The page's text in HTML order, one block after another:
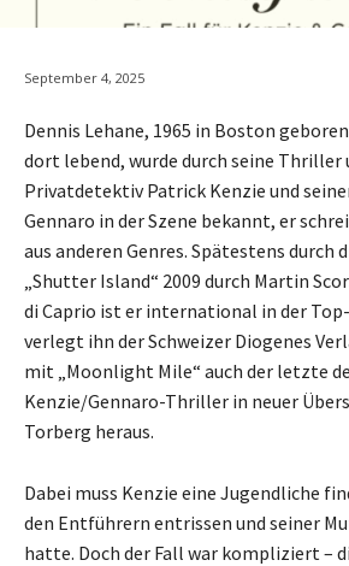
September 4, 2025
Dennis Lehane, 1965 in Boston
dort lebend, wurde durch seine Thriller
Privatdetektiv Patrick Kenzie und
Gennaro in der Szene bekannt, er
aus anderen Genres. Spätestens durch
„Shutter Island“ 2009 durch Martin
di Caprio ist er international in der
verlegt ihn der Schweizer Diogenes
mit „Moonlight Mile“ auch der letzte
Kenzie/Gennaro-Thriller in neuer
Torberg heraus.
Dabei muss Kenzie eine Jugendliche
den Entführern entrissen und seiner
hatte. Doch der Fall war kompliziert –